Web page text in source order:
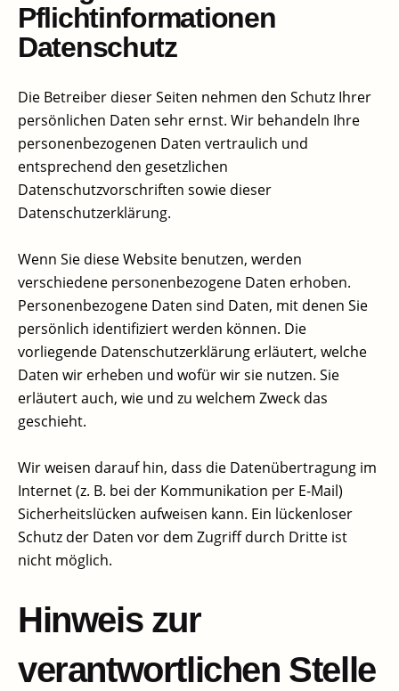
Pflichtinformationen​
Datenschutz
Die Betreiber dieser Seiten nehmen den Schutz Ihrer
persönlichen Daten sehr ernst. Wir behandeln Ihre
personenbezogenen Daten vertraulich und
entsprechend den gesetzlichen
Datenschutzvorschriften sowie dieser
Datenschutzerklärung.
Wenn Sie diese Website benutzen, werden
verschiedene personenbezogene Daten erhoben.
Personenbezogene Daten sind Daten, mit denen Sie
persönlich identifiziert werden können. Die
vorliegende Datenschutzerklärung erläutert, welche
Daten wir erheben und wofür wir sie nutzen. Sie
erläutert auch, wie und zu welchem Zweck das
geschieht.
Wir weisen darauf hin, dass die Datenübertragung im
Internet (z. B. bei der Kommunikation per E-Mail)
Sicherheitslücken aufweisen kann. Ein lückenloser
Schutz der Daten vor dem Zugriff durch Dritte ist
nicht möglich.
Hinweis zur
verantwortlichen Stelle